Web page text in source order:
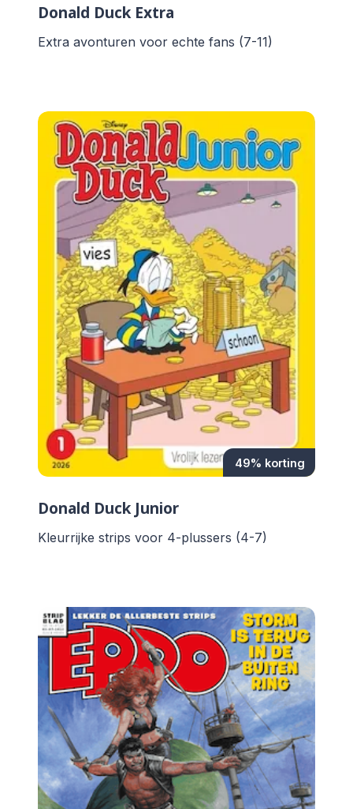
Donald Duck Extra
Extra avonturen voor echte fans (7-11)
49% korting
Donald Duck Junior
Kleurrijke strips voor 4-plussers (4-7)